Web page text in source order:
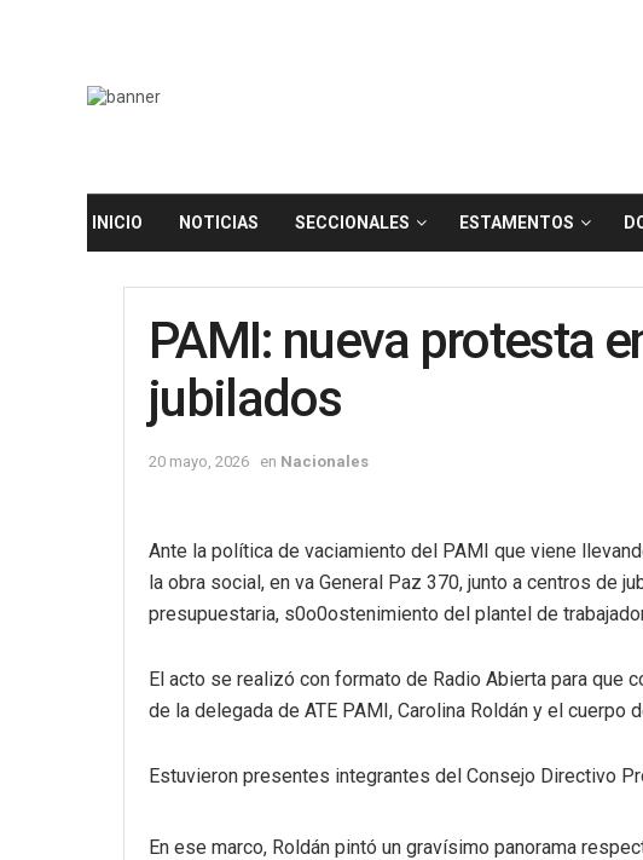
INICIO NOTICIAS SECCIONALES ESTAMENTOS
PAMI: nueva protesta
jubilados
20 mayo, 2026 en Nacionales
Ante la política de vaciamiento del PAMI que viene
la obra social, en va General Paz 370, junto a centros de
presupuestaria, s0o0ostenimiento del plantel de
El acto se realizó con formato de Radio Abierta para que
de la delegada de ATE PAMI, Carolina Roldán y el cuerpo
Estuvieron presentes integrantes del Consejo Directivo
En ese marco, Roldán pintó un gravísimo panorama